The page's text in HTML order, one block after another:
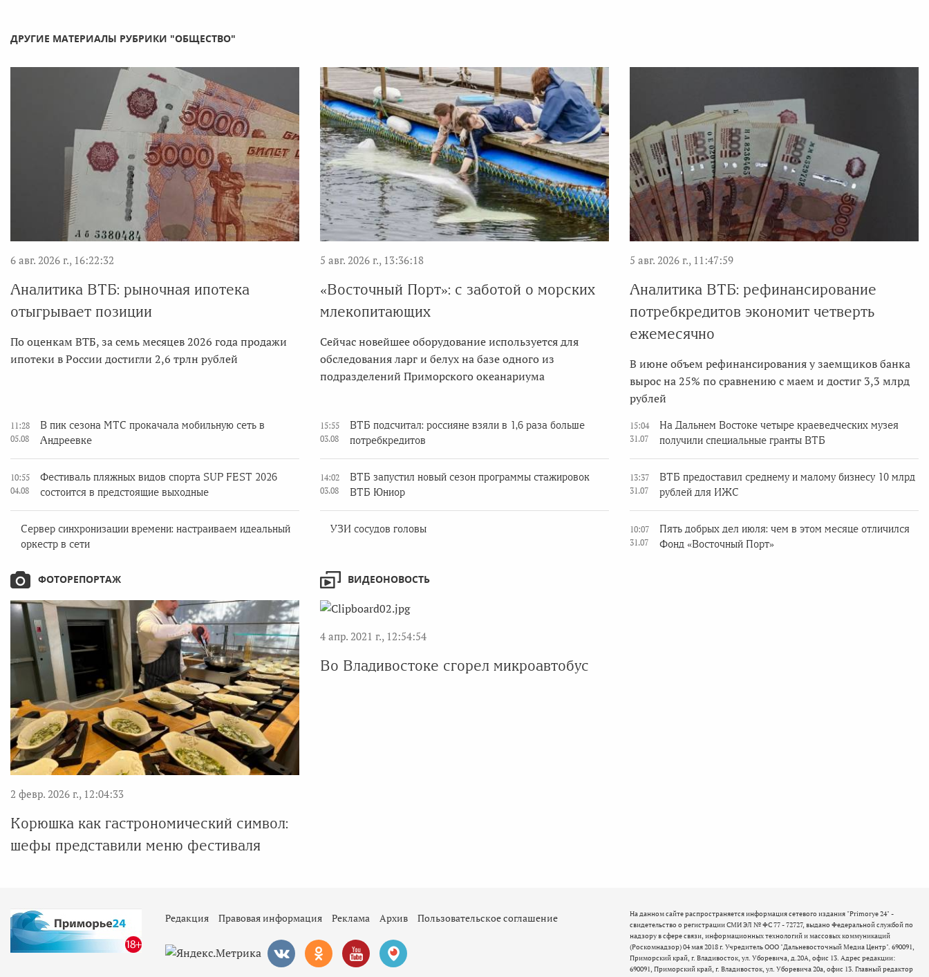
ДРУГИЕ МАТЕРИАЛЫ РУБРИКИ "ОБЩЕСТВО"
6 авг. 2026 г., 16:22:32
Аналитика ВТБ: рыночная ипотека
отыгрывает позиции
По оценкам ВТБ, за семь месяцев 2026 года продажи
ипотеки в России достигли 2,6 трлн рублей
5 авг. 2026 г., 13:36:18
«Восточный Порт»: с заботой о морских
млекопитающих
Сейчас новейшее оборудование используется для
обследования ларг и белух на базе одного из
подразделений Приморского океанариума
5 авг. 2026 г., 11:47:59
Аналитика ВТБ: рефинансирование
потребкредитов экономит четверть
ежемесячно
В июне объем рефинансирования у заемщиков банка
вырос на 25% по сравнению с маем и достиг 3,3 млрд
рублей
11:28
05.08
В пик сезона МТС прокачала мобильную сеть в
Андреевке
10:55
04.08
Фестиваль пляжных видов спорта SUP FEST 2026
состоится в предстоящие выходные
Сервер синхронизации времени: настраиваем идеальный
оркестр в сети
15:55
03.08
ВТБ подсчитал: россияне взяли в 1,6 раза больше
потребкредитов
14:02
03.08
ВТБ запустил новый сезон программы стажировок
ВТБ Юниор
УЗИ сосудов головы
15:04
31.07
На Дальнем Востоке четыре краеведческих музея
получили специальные гранты ВТБ
13:37
31.07
ВТБ предоставил среднему и малому бизнесу 10 млрд
рублей для ИЖС
10:07
31.07
Пять добрых дел июля: чем в этом месяце отличился
Фонд «Восточный Порт»
ФОТОРЕПОРТАЖ
2 февр. 2026 г., 12:04:33
Корюшка как гастрономический символ:
шефы представили меню фестиваля
ВИДЕОНОВОСТЬ
4 апр. 2021 г., 12:54:54
Во Владивостоке сгорел микроавтобус
Редакция Правовая информация Реклама Архив Пользовательское соглашение
На данном сайте распространяется информация сетевого издания "Primorye 24" -
свидетельство о регистрации СМИ ЭЛ № ФС 77 - 72727, выдано Федеральной службой по
надзору в сфере связи, информационных технологий и массовых коммуникаций
(Роскомнадзор) 04 мая 2018 г. Учредитель ООО "Дальневосточный Медиа Центр". 690091,
Приморский край, г. Владивосток, ул. Уборевича, д.20А, офис 13. Адрес редакции:
690091, Приморский край, г. Владивосток, ул. Уборевича 20а, офис 13. Главный редактор